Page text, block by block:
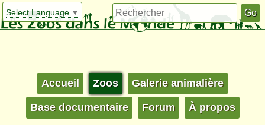
Select Language ▼
Accueil Zoos Galerie animalière
Base documentaire Forum À propos